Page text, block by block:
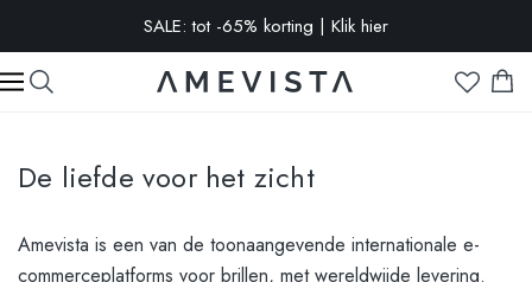
-10% extra op alle brillen met glazen op sterkte | Code:
VISION10
De liefde voor het zicht
Amevista is een van de toonaangevende internationale e-
commerceplatforms voor brillen, met wereldwijde levering.